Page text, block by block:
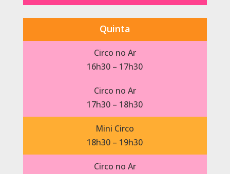
Quinta
Circo no Ar
16h30 – 17h30
Circo no Ar
17h30 – 18h30
Mini Circo
18h30 – 19h30
Circo no Ar